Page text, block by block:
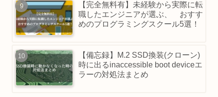
【完全無料有】未経験から実際に転
職したエンジニアが選ぶ、 おすす
めのプログラミングスクール5選！
【備忘録】M.2 SSD換装(クローン)
時に出るinaccessible boot deviceエ
ラーの対処法まとめ